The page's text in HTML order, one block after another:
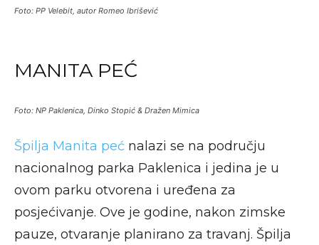
Foto: PP Velebit, autor Romeo Ibrišević
MANITA PEĆ
Foto: NP Paklenica, Dinko Stopić & Dražen Mimica
Špilja Manita peć nalazi se na području
nacionalnog parka Paklenica i jedina je u
ovom parku otvorena i uređena za
posjećivanje. Ove je godine, nakon zimske
pauze, otvaranje planirano za travanj. Špilja